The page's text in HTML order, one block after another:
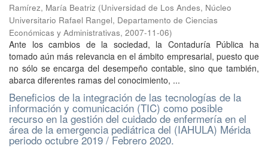
Ramírez, María Beatriz (Universidad de Los Andes, Núcleo
Universitario Rafael Rangel, Departamento de Ciencias
Económicas y Administrativas, 2007-11-06)
Ante los cambios de la sociedad, la Contaduría Pública ha
tomado aún más relevancia en el ámbito empresarial, puesto que
no sólo se encarga del desempeño contable, sino que también,
abarca diferentes ramas del conocimiento, ...
Beneficios de la integración de las tecnologías de la
información y comunicación (TIC) como posible
recurso en la gestión del cuidado de enfermería en el
área de la emergencia pediátrica del (IAHULA) Mérida
periodo octubre 2019 / Febrero 2020.